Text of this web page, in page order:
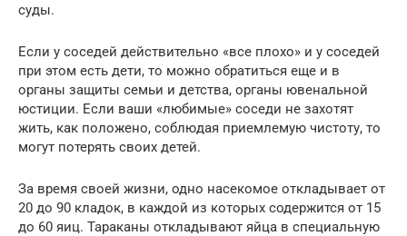
суды.
Если у соседей действительно «все плохо» и у соседей
при этом есть дети, то можно обратиться еще и в
органы защиты семьи и детства, органы ювенальной
юстиции. Если ваши «любимые» соседи не захотят
жить, как положено, соблюдая приемлемую чистоту, то
могут потерять своих детей.
За время своей жизни, одно насекомое откладывает от
20 до 90 кладок, в каждой из которых содержится от 15
до 60 яиц. Тараканы откладывают яйца в специальную